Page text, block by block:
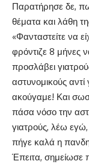
Παρατήρησε δε,
θέματα και λάθη
«Φανταστείτε να
φρόντιζε 8 μήνες
προσλάβει
αστυνομικούς
ακούγαμε! Και
πάσα νόσο την
γιατρούς, λέω εγώ,
πήγε καλά η
Έπειτα, σημείωσε